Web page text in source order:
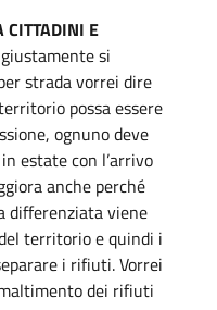
CITTADINI E
si
strada vorrei dire
possa essere
ognuno deve
estate con l’arrivo
anche perché
differenziata viene
territorio e quindi i
i rifiuti. Vorrei
dei rifiuti